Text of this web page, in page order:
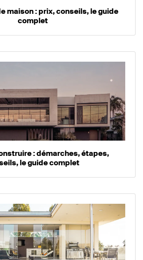
maison : prix, conseils, le guide
complet
: démarches, étapes,
le guide complet